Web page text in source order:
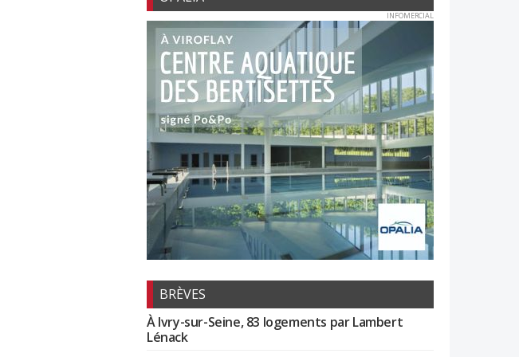
INFOMERCIAL
BRÈVES
À Ivry-sur-Seine, 83 logements par Lambert
Lénack